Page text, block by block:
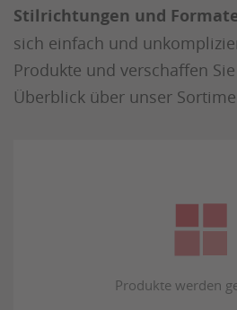
Stilrichtungen und
sich einfach und
Produkte und verschaffen
Überblick über unser